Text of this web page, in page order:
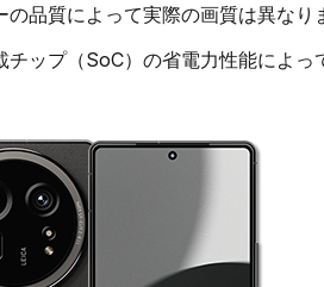
品質によって実際の画質は異なり
ップ（SoC）の省電力性能によっ